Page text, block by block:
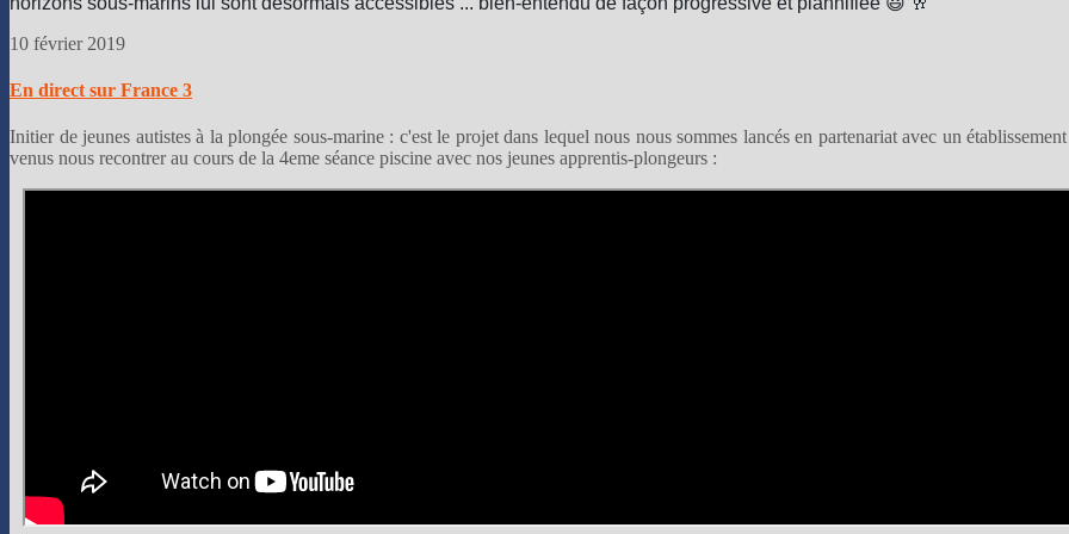
10 février 2019
En direct sur France 3
Initier de jeunes autistes à la plongée sous-marine : c'est le projet dans lequel nous nous sommes lancés en partenariat avec un
venus nous recontrer au cours de la 4eme séance piscine avec nos jeunes apprentis-plongeurs :